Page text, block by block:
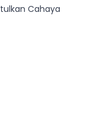
Cahaya